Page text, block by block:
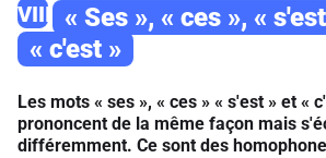
VIII
« Ses », « ces », «
« c'est »
Les mots « ses », « ces » « s'est » et «
prononcent de la même façon mais
différemment. Ce sont des